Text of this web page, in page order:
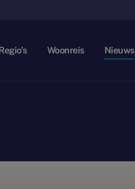
Woonreis Nieuws